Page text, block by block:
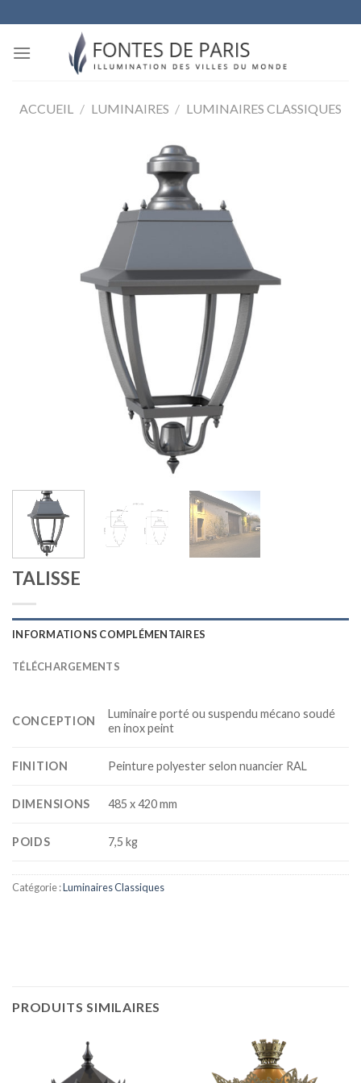
to
content
ACCUEIL / LUMINAIRES / LUMINAIRES CLASSIQUES
TALISSE
INFORMATIONS COMPLÉMENTAIRES
TÉLÉCHARGEMENTS
CONCEPTION
Luminaire porté ou suspendu mécano soudé
en inox peint
FINITION Peinture polyester selon nuancier RAL
DIMENSIONS 485 x 420 mm
POIDS 7,5 kg
Catégorie :Luminaires Classiques
PRODUITS SIMILAIRES